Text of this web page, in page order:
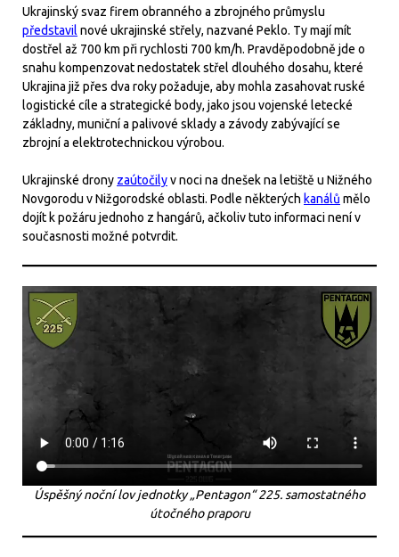
Ukrajinský svaz firem obranného a zbrojného průmyslu
představil nové ukrajinské střely, nazvané Peklo. Ty mají mít
dostřel až 700 km při rychlosti 700 km/h. Pravděpodobně jde o
snahu kompenzovat nedostatek střel dlouhého dosahu, které
Ukrajina již přes dva roky požaduje, aby mohla zasahovat ruské
logistické cíle a strategické body, jako jsou vojenské letecké
základny, muniční a palivové sklady a závody zabývající se
zbrojní a elektrotechnickou výrobou.
Ukrajinské drony zaútočilyv noci na dnešek na letiště u Nižného
Novgorodu v Nižgorodské oblasti. Podle některých kanálů mělo
dojít k požáru jednoho z hangárů, ačkoliv tuto informaci není v
současnosti možné potvrdit.
Úspěšný noční lov jednotky „Pentagon“ 225. samostatného
útočného praporu